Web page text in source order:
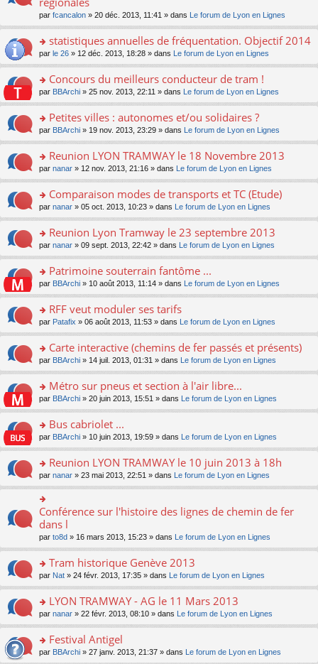
c
e
u
s
ré
c
e
n
pl
u
s
ré
e
nt
g
n
o
n
le
pl
u
s
ré
nt
m
e
s
a
g
e
n
o
le
pl
u
s
c
e
nt
ult
er
le
m
e
s
a
g
e
n
lu
le
pl
u
ré
c
e
nt
par fcancalon » 20 déc. 2013, 11:41 » dans Le forum de Lyon en Lignes
o
n
ult
er
le
m
e
a
g
e
n
n
le
pl
u
ré
c
e
nt
statistiques annuelles de fréquentation. Objectif 2014
par le 26 » 12 déc. 2013, 18:28 » dans Le forum de Lyon en Lignes
o
n
ult
er
le
m
e
a
g
e
n
n
le
pl
u
ré
c
e
nt
Concours du meilleurs conducteur de tram !
par BBArchi » 25 nov. 2013, 22:11 » dans Le forum de Lyon en Lignes
o
n
ult
er
le
m
e
a
g
e
n
n
le
pl
u
ré
c
e
nt
Petites villes : autonomes et/ou solidaires ?
par BBArchi » 19 nov. 2013, 23:29 » dans Le forum de Lyon en Lignes
o
n
ult
er
le
m
e
a
g
e
n
n
le
pl
u
ré
c
e
nt
Reunion LYON TRAMWAY le 18 Novembre 2013
par nanar » 12 nov. 2013, 21:16 » dans Le forum de Lyon en Lignes
o
n
ult
er
le
m
e
a
g
e
n
n
le
pl
u
ré
c
e
nt
Comparaison modes de transports et TC (Etude)
par nanar » 05 oct. 2013, 10:23 » dans Le forum de Lyon en Lignes
o
n
ult
er
le
m
e
a
g
e
n
n
le
pl
u
ré
c
e
nt
Reunion Lyon Tramway le 23 septembre 2013
par nanar » 09 sept. 2013, 22:42 » dans Le forum de Lyon en Lignes
o
n
ult
er
le
m
e
a
g
e
n
n
le
pl
u
s
ré
c
e
nt
Patrimoine souterrain fantôme ...
par BBArchi » 10 août 2013, 11:14 » dans Le forum de Lyon en Lignes
o
n
ult
er
le
m
e
a
g
e
n
n
le
pl
u
s
e
nt
RFF veut moduler ses tarifs
par Patafix » 06 août 2013, 11:53 » dans Le forum de Lyon en Lignes
o
n
ult
er
le
m
e
a
g
e
n
o
lu
le
pl
u
s
e
nt
Carte interactive (chemins de fer passés et présents)
par BBArchi » 14 juil. 2013, 01:31 » dans Le forum de Lyon en Lignes
o
n
ult
er
le
m
e
s
g
e
n
o
lu
le
pl
u
s
e
nt
Métro sur pneus et section à l'air libre...
par BBArchi » 20 juin 2013, 15:51 » dans Le forum de Lyon en Lignes
o
n
ult
er
le
m
e
s
a
e
n
o
lu
le
pl
u
s
Bus cabriolet ...
par BBArchi » 10 juin 2013, 19:59 » dans Le forum de Lyon en Lignes
o
n
s
ult
er
le
m
e
s
a
e
n
o
lu
le
Reunion LYON TRAMWAY le 10 juin 2013 à 18h
par nanar » 23 mai 2013, 22:51 » dans Le forum de Lyon en Lignes
o
n
ult
er
le
m
e
s
a
g
e
n
Conférence sur l'histoire des lignes de chemin de fer
dans l
par to8d » 16 mars 2013, 15:23 » dans Le forum de Lyon en Lignes
o
n
ult
er
le
m
e
Tram historique Genève 2013
par Nat » 24 févr. 2013, 17:35 » dans Le forum de Lyon en Lignes
o
n
ult
er
LYON TRAMWAY - AG le 11 Mars 2013
par nanar » 22 févr. 2013, 08:10 » dans Le forum de Lyon en Lignes
o
Festival Antigel
par BBArchi » 27 janv. 2013, 21:37 » dans Le forum de Lyon en Lignes